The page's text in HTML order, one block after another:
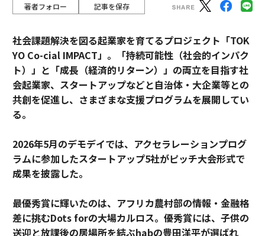
著者フォロー 記事を保存
社会課題解決を図る起業家を育てるプロジェクト「TOK
YO Co-cial IMPACT」。
「持続可能性（社会的インパク
ト）」と「成長（経済的リターン）」の両立を目指す社
会起業家、スタートアップなどと自治体・大企業等との
共創を促進し、さまざまな支援プログラムを展開してい
る。
2026年5月のデモデイでは、アクセラレーションプログ
ラムに参加したスタートアップ5社がピッチ大会形式で
成果を披露した。
最優秀賞に輝いたのは、アフリカ農村部の情報・金融格
差に挑むDots forの大場カルロス。優秀賞には、子供の
送迎と放課後の居場所を結ぶhabの豊田洋平が選ばれ